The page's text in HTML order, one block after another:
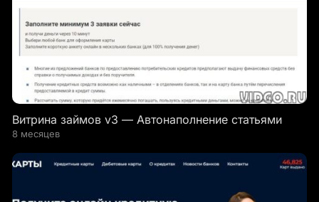
Витрина займов v3 — Автонаполнение статьями
8 месяцев